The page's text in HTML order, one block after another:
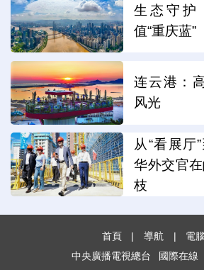
生态守护
值“重庆蓝”
连云港：
风光
从“看展厅
华外交官
枝
首頁 | 導航 |
電
中央廣播電視總台
國際在線